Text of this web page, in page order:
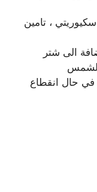
، تامين
الى شتر
في حال انقطاع